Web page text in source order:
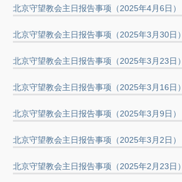
北京守望教会主日报告事项（2025年4月6日）
北京守望教会主日报告事项（2025年3月30日）
北京守望教会主日报告事项（2025年3月23日）
北京守望教会主日报告事项（2025年3月16日）
北京守望教会主日报告事项（2025年3月9日）
北京守望教会主日报告事项（2025年3月2日）
北京守望教会主日报告事项（2025年2月23日）